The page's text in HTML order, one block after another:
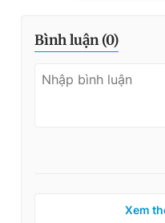
Bình luận (0)
Xem